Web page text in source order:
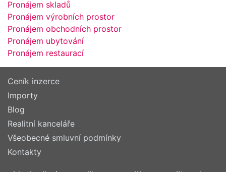
Pronájem skladů
Pronájem výrobních prostor
Pronájem obchodních prostor
Pronájem ubytování
Pronájem restaurací
Ceník inzerce
Importy
Blog
Realitní kanceláře
Všeobecné smluvní podmínky
Kontakty